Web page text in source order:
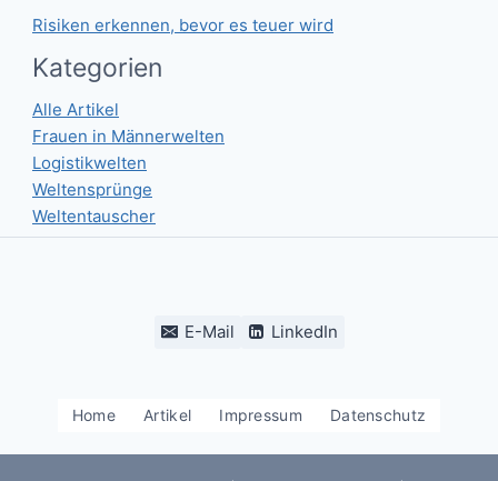
Risiken erkennen, bevor es teuer wird
Kategorien
Alle Artikel
Frauen in Männerwelten
Logistikwelten
Weltensprünge
Weltentauscher
E-Mail LinkedIn
Home Artikel Impressum Datenschutz